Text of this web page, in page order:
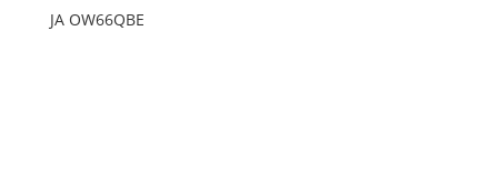
JA OW66QBE